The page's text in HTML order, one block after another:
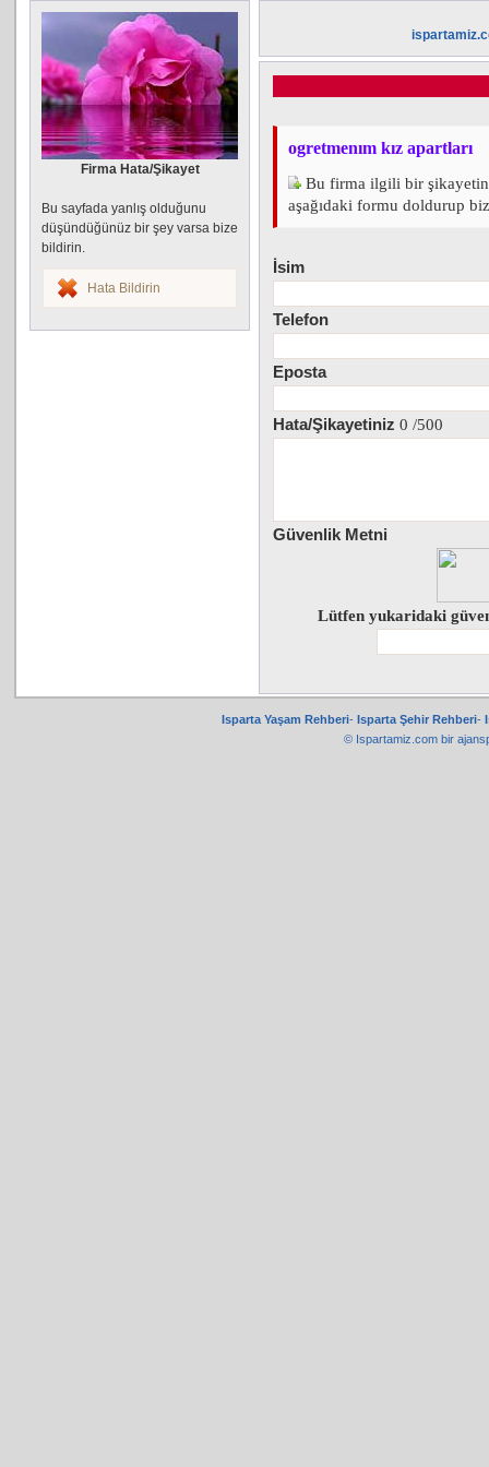
Firma Hata/Şikayet
Bu sayfada yanlış olduğunu
düşündüğünüz bir şey varsa bize
bildirin.
Hata Bildirin
ogretmenım kız apartları
Bu firma ilgili bir
aşağıdaki formu doldurup
İsim
Telefon
Eposta
Hata/Şikayetiniz 0 /500
Güvenlik Metni
Lütfen yukaridaki
Isparta Yaşam Rehberi- Isparta Şehir Rehberi-
© Ispartamiz.com bir